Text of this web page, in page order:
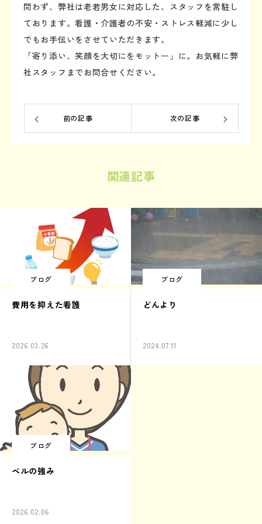
問わず、弊社は老若男女に対応した、スタッフを常駐し
ております。看護・介護者の不安・ストレス軽減に少し
でもお手伝いをさせていただきます。
「寄り添い、笑顔を大切にをモットー」に。お気軽に弊
社スタッフまでお問合せください。
前の記事 次の記事
関連記事
ブログ
費用を抑えた看護
2026.03.26
ブログ
どんより
2024.07.11
ブログ
ベルの強み
2026.02.06